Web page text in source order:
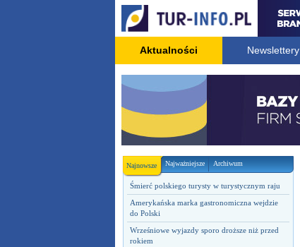
Aktualności Newslettery
Najnowsze Najważniejsze Archiwum
Śmierć polskiego turysty w turystycznym raju
Amerykańska marka gastronomiczna wejdzie
do Polski
Wrześniowe wyjazdy sporo droższe niż przed
rokiem